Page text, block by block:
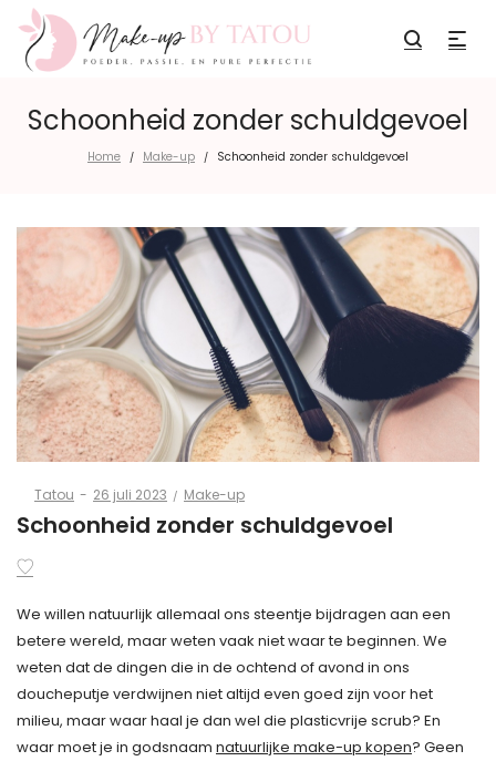
Schoonheid zonder schuldgevoel
Home / Make-up / Schoonheid zonder schuldgevoel
ByTatou
Posted
on
26 juli 2023
Posted
Make-up
Schoonheid zonder schuldgevoel
We willen natuurlijk allemaal ons steentje bijdragen aan een
betere wereld, maar weten vaak niet waar te beginnen. We
weten dat de dingen die in de ochtend of avond in ons
doucheputje verdwijnen niet altijd even goed zijn voor het
milieu, maar waar haal je dan wel die plasticvrije scrub? En
waar moet je in godsnaam natuurlijke make-up kopen? Geen